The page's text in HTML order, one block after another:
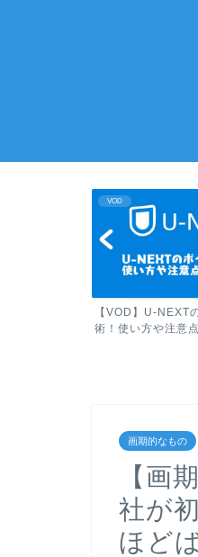
VOD
【VOD】U-NEXT
術！使い方や注意
画期的なもの
【画
社が
ほど